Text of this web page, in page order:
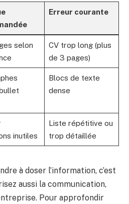
Erreur courante
selon
CV trop long (plus
de 3 pages)
Blocs de texte
dense
inutiles
Liste répétitive ou
trop détaillée
à doser l’information, c’est
aussi la communication,
Pour approfondir